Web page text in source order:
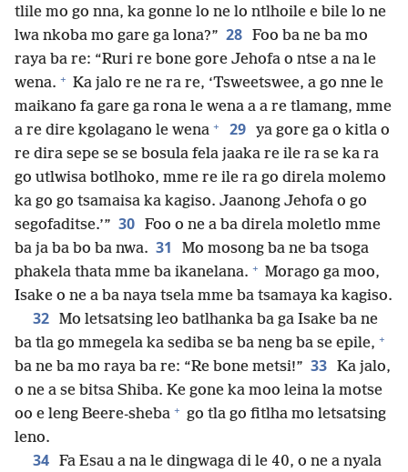
tlile mo go nna, ka gonne lo ne lo ntlhoile e bile lo ne
lwa nkoba mo gare ga lona?” 28 Foo ba ne ba mo
raya ba re: “Ruri re bone gore Jehofa o ntse a na le
wena. + Ka jalo re ne ra re, ‘Tsweetswee, a go nne le
maikano fa gare ga rona le wena a a re tlamang, mme
a re dire kgolagano le wena + 29 ya gore ga o kitla o
re dira sepe se se bosula fela jaaka re ile ra se ka ra
go utlwisa botlhoko, mme re ile ra go direla molemo
ka go go tsamaisa ka kagiso. Jaanong Jehofa o go
segofaditse.’” 30 Foo o ne a ba direla moletlo mme
ba ja ba bo ba nwa. 31
Mo mosong ba ne ba tsoga
phakela thata mme ba ikanelana. + Morago ga moo,
Isake o ne a ba naya tsela mme ba tsamaya ka kagiso.
32 Mo letsatsing leo batlhanka ba ga Isake ba ne
ba tla go mmegela ka sediba se ba neng ba se epile, +
ba ne ba mo raya ba re: “Re bone metsi!” 33 Ka jalo,
o ne a se bitsa Shiba. Ke gone ka moo leina la motse
oo e leng Beere-sheba + go tla go fitlha mo letsatsing
leno.
34 Fa Esau a na le dingwaga di le 40, o ne a nyala